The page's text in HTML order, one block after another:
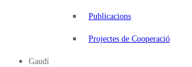
Publicacions
Projectes de Cooperació
Gaudí